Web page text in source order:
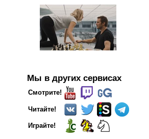
Мы в других сервисах
Смотрите!
Читайте!
Играйте!